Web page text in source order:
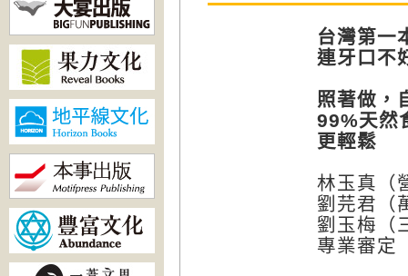
台灣第一
連牙口不
照著做，
99%天然
更輕鬆
林玉真（
劉芫君（
劉玉梅（
專業審定